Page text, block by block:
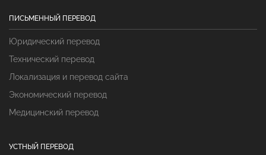
ПИСЬМЕННЫЙ ПЕРЕВОД
Юридический перевод
Технический перевод
Локализация и перевод сайта
Экономический перевод
Медицинский перевод
УСТНЫЙ ПЕРЕВОД